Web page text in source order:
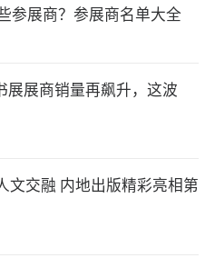
参展商？参展商名单大全
展展商销量再飙升，这波
文交融 内地出版精彩亮相第